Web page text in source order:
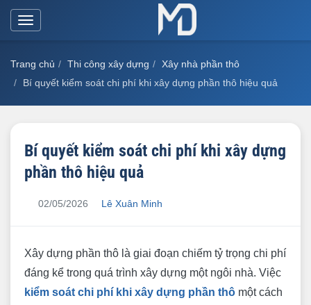
Toggle
Trang chủ Thi công xây dựng
Xây nhà phần thô
Bí quyết kiểm soát chi phí khi xây dựng phần thô hiệu quả
Bí quyết kiểm soát chi phí khi xây dựng
phần thô hiệu quả
02/05/2026 Lê Xuân Minh
Xây dựng phần thô là giai đoạn chiếm tỷ trọng chi phí
đáng kể trong quá trình xây dựng một ngôi nhà. Việc
kiểm soát chi phí khi xây dựng phần thô một cách